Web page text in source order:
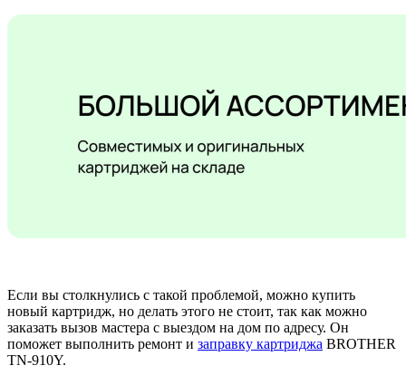
Если вы столкнулись с такой проблемой, можно купить
новый картридж, но делать этого не стоит, так как можно
заказать вызов мастера с выездом на дом по адресу. Он
поможет выполнить ремонт и заправку картриджа BROTHER
TN-910Y.